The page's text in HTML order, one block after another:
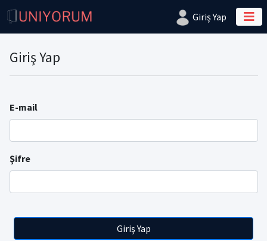
Giriş Yap
Giriş Yap
E-mail
Şifre
Giriş Yap